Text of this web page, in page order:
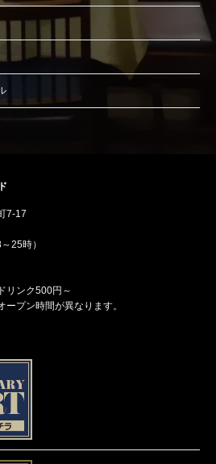
7-17
25時）
リンク500円～
プン時間が異なります。